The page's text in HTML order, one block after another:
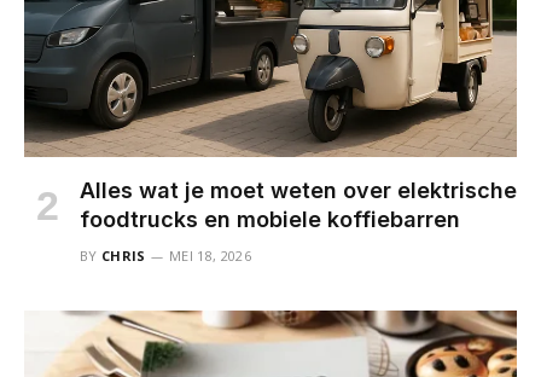
Alles wat je moet weten over elektrische
foodtrucks en mobiele koffiebarren
BY CHRIS MEI 18, 2026